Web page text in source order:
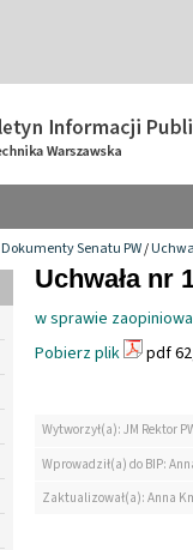
Dokumenty Senatu PW/
Uchwała nr
w sprawie
Pobierz plik
pdf
Wytworzył(a): JM Rektor
Wprowadził(a) do BIP:
Zaktualizował(a): Anna